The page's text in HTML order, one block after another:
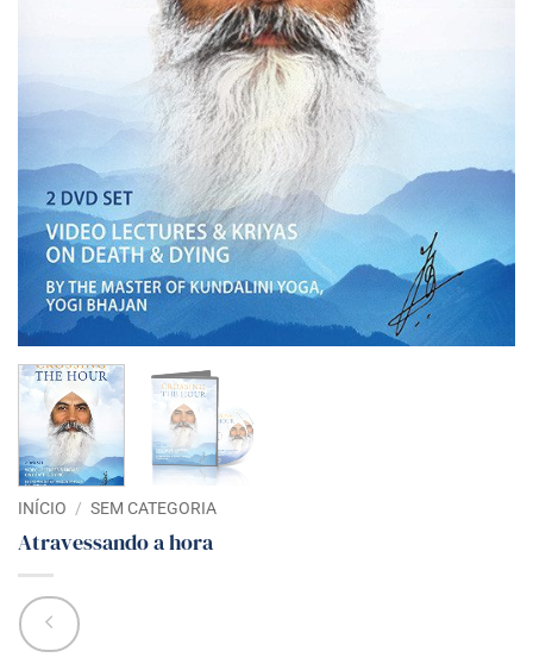
INÍCIO / SEM CATEGORIA
Atravessando a hora